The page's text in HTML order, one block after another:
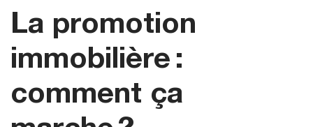
La promotion
immobilière :
comment ça